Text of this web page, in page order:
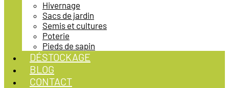
Hivernage
Sacs de jardin
Semis et cultures
Poterie
Pieds de sapin
DÉSTOCKAGE
BLOG
CONTACT